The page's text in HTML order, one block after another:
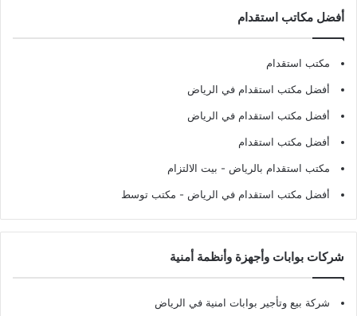
أفضل مكاتب استقدام
مكتب استقدام
أفضل مكتب استقدام في الرياض
أفضل مكتب استقدام في الرياض
أفضل مكتب استقدام
مكتب استقدام بالرياض - بيت الالتزام
أفضل مكتب استقدام في الرياض - مكتب توسط
شركات بوابات وأجهزة وأنظمة أمنية
شركة بيع وتأجير بوابات امنية في الرياض